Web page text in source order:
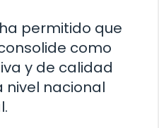
permitido que
como
y de calidad
nacional